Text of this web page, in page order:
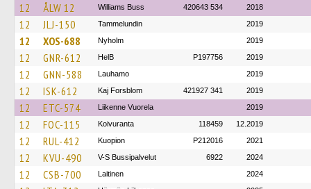
12 ÅLW 12 Williams Buss 420643 534 2018
12 JLJ-150 Tammelundin 2019
12 XOS-688 Nyholm 2019
12 GNR-612 HelB P197756 2019
12 GNN-588 Lauhamo 2019
12 ISK-612 Kaj Forsblom 421927 341 2019
12 ETC-574 Liikenne Vuorela 2019
12 FOC-115 Koivuranta 118459 12.2019
12 RUL-412 Kuopion P212016 2021
12 KVU-490 V-S Bussipalvelut 6922 2024
12 CSB-700 Laitinen 2024